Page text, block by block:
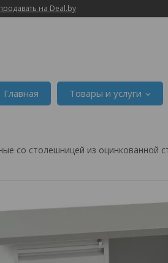
на Deal.by
Главная Товары и услуги
со столешницей из оцинкованной